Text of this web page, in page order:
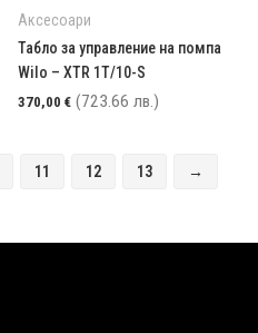
Аксесоари
Табло за управление на помпа
Wilo – XTR 1T/10-S
370,00€ (723.66 лв.)
11 12 13 →